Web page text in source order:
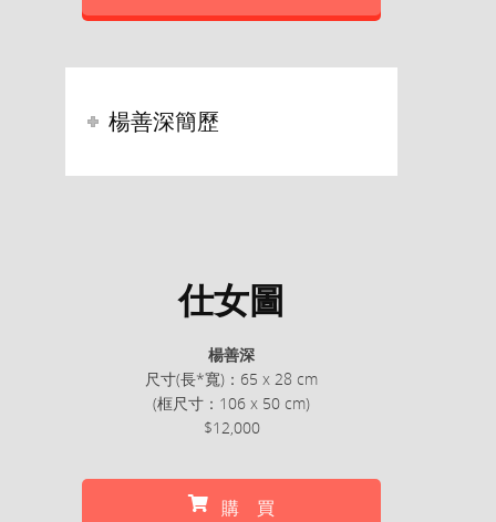
楊善深簡歷
仕女圖
楊善深
尺寸(長*寬)：65 x 28 cm
(框尺寸：106 x 50 cm)
$12,000
購 買